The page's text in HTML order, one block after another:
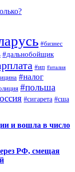
#бизнес
#дальнобойщик
#ип #италия
#налог
#польша
#сигарета #сша
и вошла в число
РФ, смещая